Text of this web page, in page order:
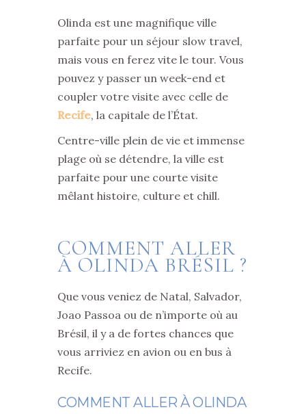
Olinda est une magnifique ville
parfaite pour un séjour slow travel,
mais vous en ferez vite le tour. Vous
pouvez y passer un week-end et
coupler votre visite avec celle de
Recife, la capitale de l’État.
Centre-ville plein de vie et immense
plage où se détendre, la ville est
parfaite pour une courte visite
mêlant histoire, culture et chill.
COMMENT ALLER
À OLINDA BRÉSIL ?
Que vous veniez de Natal, Salvador,
Joao Passoa ou de n’importe où au
Brésil, il y a de fortes chances que
vous arriviez en avion ou en bus à
Recife.
COMMENT ALLER À OLINDA